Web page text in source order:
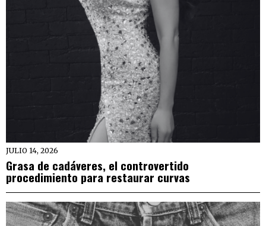
JULIO 14, 2026
Grasa de cadáveres, el controvertido
procedimiento para restaurar curvas